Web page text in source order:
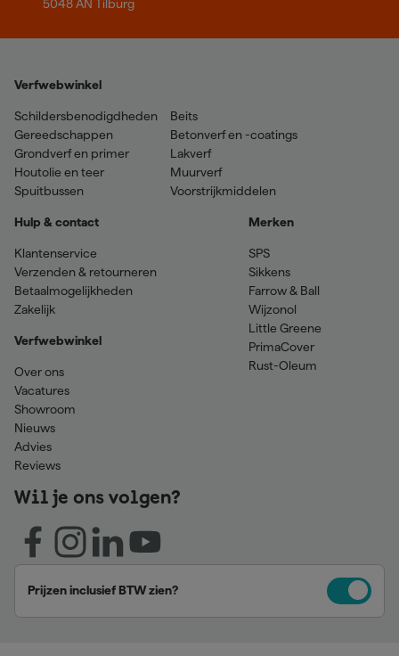
5048 AN Tilburg
Verfwebwinkel
Schildersbenodigdheden
Gereedschappen
Grondverf en primer
Houtolie en teer
Spuitbussen
Beits
Betonverf en -coatings
Lakverf
Muurverf
Voorstrijkmiddelen
Hulp & contact
Klantenservice
Verzenden & retourneren
Betaalmogelijkheden
Zakelijk
Verfwebwinkel
Over ons
Vacatures
Showroom
Nieuws
Advies
Reviews
Merken
SPS
Sikkens
Farrow & Ball
Wijzonol
Little Greene
PrimaCover
Rust-Oleum
Wil je ons volgen?
Prijzen inclusief BTW zien?